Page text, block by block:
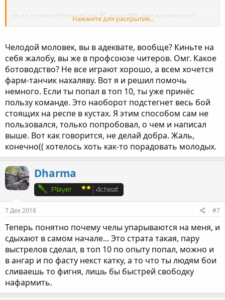
нибудь он пригодится)
полезным.
Всем удачи!
ну да, у таких "логиков" как ТС и кпд 300, зато в жизни они
успешные бизнесмены с яхтами и любовницами)
Нажмите для раскрытия...
Челодой моловек, вы в адеквате, вообще? Киньте на
себя жалобу, вы же в профсоюзе читеров. Омг. Какое
ботоводство? Не все играют хорошо, а всем хочется
фарм-танчик нахаляву. Вот я и решил помочь
немного. Если ты попал в топ 10, ты уже принёс
пользу команде. Это наоборот подстегнет весь бой
стоящих на респе в кустах. Я этим способом сам не
пользовался, только попробовал, о чем и написал
выше. Вот как говорится, не делай добра. Жаль,
конечно(( хотелось хоть как-то порадовать молодых.
Dharma
7 Дек 2018 #7
Теперь понятно почему челы упарываются на меня, и
сдыхают в самом начале... Это страта такая, пару
выстрелов сделал, в топ 10 по опыту попал, можно и
в ангар и по фасту некст катку, а то что ты людям бои
сливаешь то фигня, лишь бы быстрей свободку
нафармить.